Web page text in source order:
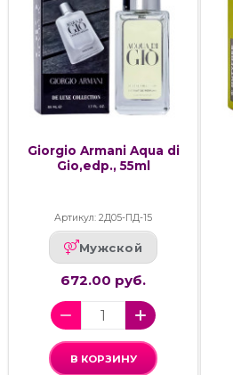
Giorgio Armani Aqua di
Gio,edp., 55ml
Артикул: 2Д05-ПД-15
Мужской
672.00 руб.
В КОРЗИНУ